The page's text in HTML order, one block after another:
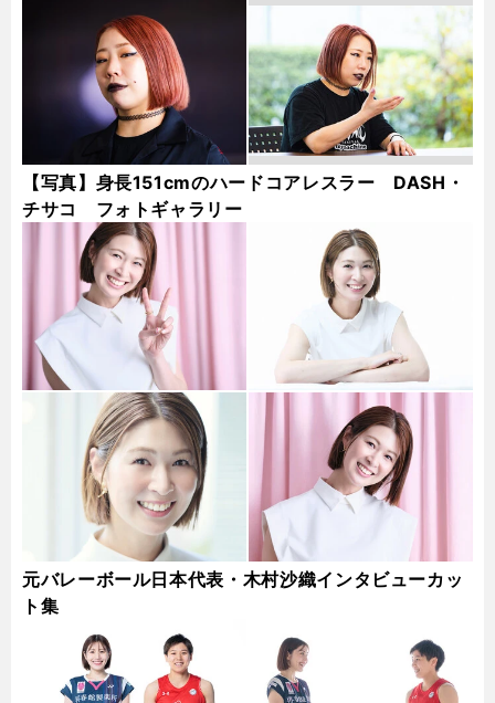
【写真】身長151cmのハードコアレスラー DASH・
チサコ フォトギャラリー
元バレーボール日本代表・木村沙織インタビューカッ
ト集